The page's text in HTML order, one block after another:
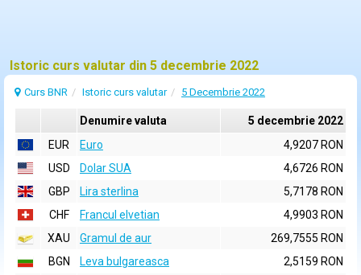
Istoric curs valutar din 5 decembrie 2022
Curs BNR Istoric curs valutar 5 Decembrie 2022
Denumire valuta
5 decembrie 2022
EUR
Euro
4,9207 RON
USD
Dolar SUA
4,6726 RON
GBP
Lira sterlina
5,7178 RON
CHF
Francul elvetian
4,9903 RON
XAU
Gramul de aur
269,7555 RON
BGN
Leva bulgareasca
2,5159 RON